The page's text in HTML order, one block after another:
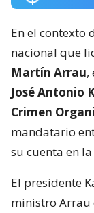
En el contexto
nacional que
Martín Arrau,
José Antonio
Crimen
mandatario
su cuenta en
El presidente
ministro Arrau